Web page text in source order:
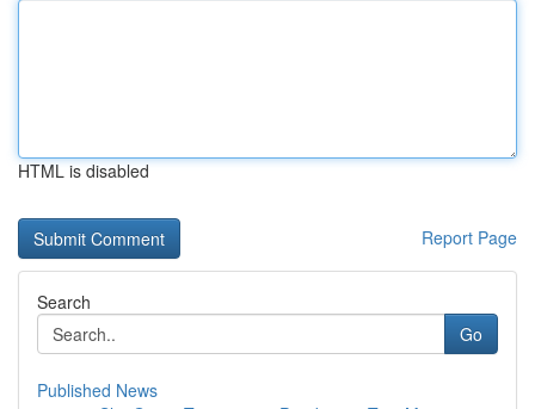
HTML is disabled
Report Page
Search
Go
Published News